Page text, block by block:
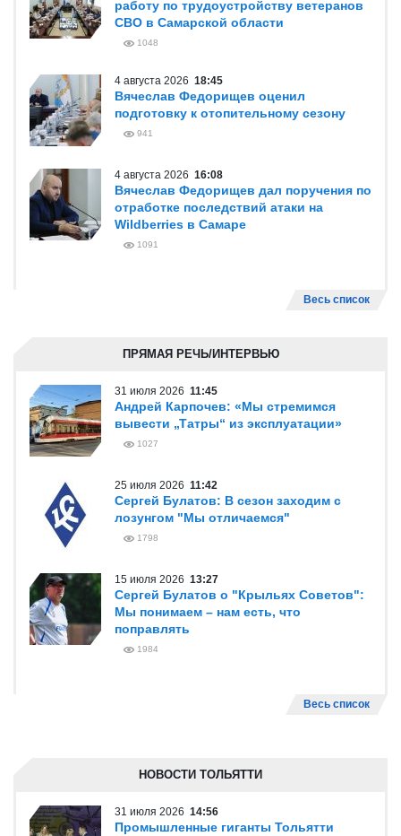
работу по трудоустройству ветеранов
СВО в Самарской области
1048
4 августа 2026 18:45
Вячеслав Федорищев оценил
подготовку к отопительному сезону
941
4 августа 2026 16:08
Вячеслав Федорищев дал поручения по
отработке последствий атаки на
Wildberries в Самаре
1091
Весь список
ПРЯМАЯ РЕЧЬ/ИНТЕРВЬЮ
31 июля 2026 11:45
Андрей Карпочев: «Мы стремимся
вывести „Татры“ из эксплуатации»
1027
25 июля 2026 11:42
Сергей Булатов: В сезон заходим с
лозунгом "Мы отличаемся"
1798
15 июля 2026 13:27
Сергей Булатов о "Крыльях Советов":
Мы понимаем – нам есть, что
поправлять
1984
Весь список
НОВОСТИ ТОЛЬЯТТИ
31 июля 2026 14:56
Промышленные гиганты Тольятти